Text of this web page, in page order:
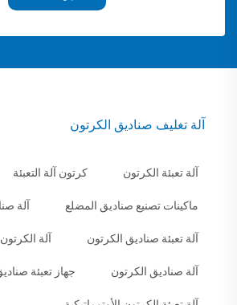
آلة تغليف صناديق الكرتون
آلة تعبئة الكرتون كرتون آلة التعبئة
ماكينات تصنيع صناديق المضلع آلة
آلة تعبئة صناديق الكرتون آلة
آلة صناديق الكرتون جهاز تعبئة